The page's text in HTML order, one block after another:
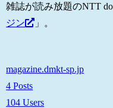
雑誌が読み放題のNTT
ジン
」。
magazine.dmkt-sp.jp
4 Posts
104 Users